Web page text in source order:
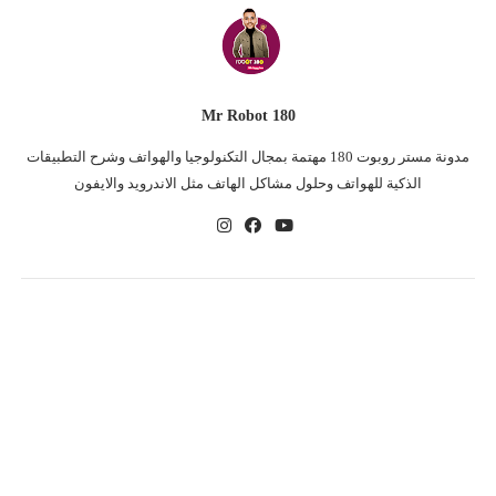
Mr Robot 180
مدونة مستر روبوت 180 مهتمة بمجال التكنولوجيا والهواتف وشرح التطبيقات
الذكية للهواتف وحلول مشاكل الهاتف مثل الاندرويد والايفون